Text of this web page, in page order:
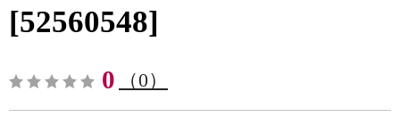
[52560548]
0 （0）